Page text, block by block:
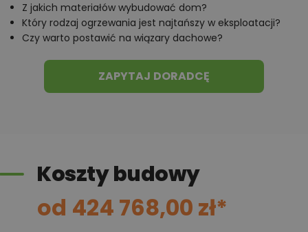
Z jakich materiałów wybudować dom?
Który rodzaj ogrzewania jest najtańszy w eksploatacji?
Czy warto postawić na wiązary dachowe?
ZAPYTAJ DORADCĘ
Koszty budowy
od 424 768,00 zł*